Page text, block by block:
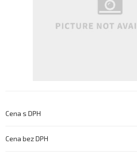
Cena s DPH
Cena bez DPH